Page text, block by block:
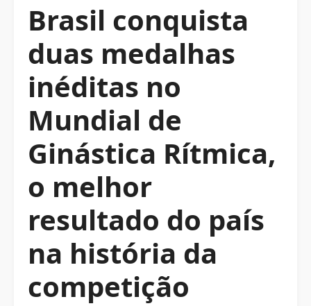
Brasil conquista
duas medalhas
inéditas no
Mundial de
Ginástica Rítmica,
o melhor
resultado do país
na história da
competição